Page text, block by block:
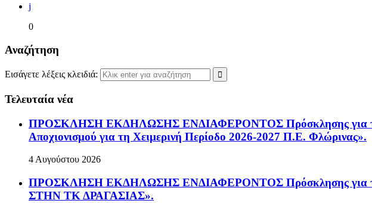
j
0
Αναζήτηση
Εισάγετε λέξεις κλειδιά:
Τελευταία νέα
ΠΡΟΣΚΛΗΣΗ ΕΚΔΗΛΩΣΗΣ ΕΝΔΙΑΦΕΡΟΝΤΟΣ Πρόσκλησης για την
Αποχιονισμού για τη Χειμερινή Περίοδο 2026-2027 Π.Ε. Φλώρινας».
4 Αυγούστου 2026
ΠΡΟΣΚΛΗΣΗ ΕΚΔΗΛΩΣΗΣ ΕΝΔΙΑΦΕΡΟΝΤΟΣ Πρόσκλησης για
ΣΤΗΝ ΤΚ ΔΡΑΓΑΣΙΑΣ».